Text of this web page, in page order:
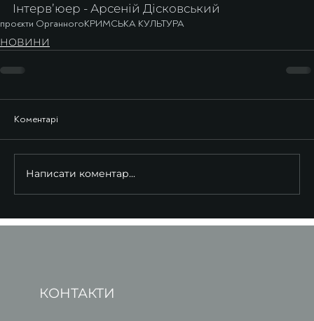
Інтервʼюер - Арсеній Дісковський
проєкти ОрганногоКРИМСЬКА КУЛЬТУРА
НОВИНИ
Коментарі
Написати коментар...
КОНТАКТИ